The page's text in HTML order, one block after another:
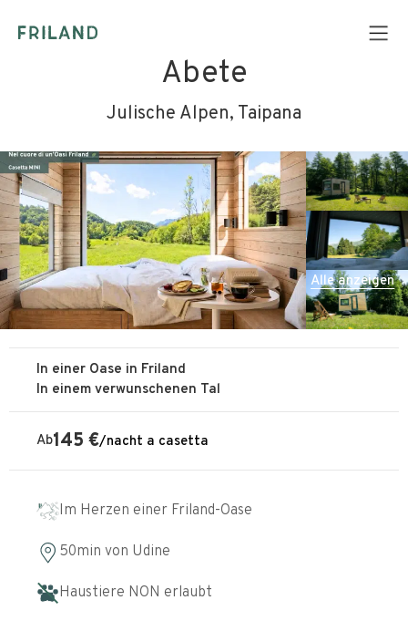
Abete
Julische Alpen, Taipana
Alle anzeigen
In einer Oase in Friland
In einem verwunschenen Tal
Ab145 €/nacht a casetta
Im Herzen einer Friland-Oase
50min von Udine
Haustiere NON erlaubt